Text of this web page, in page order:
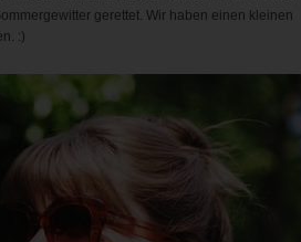
gerettet. Wir haben einen kleinen
:)